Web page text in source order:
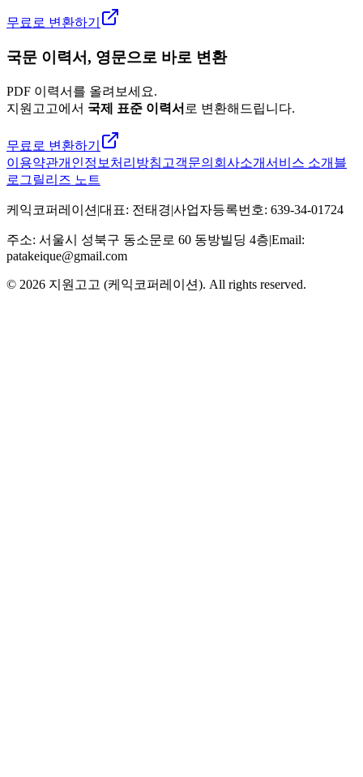
무료로 변환하기
국문 이력서, 영문으로 바로 변환
PDF 이력서를 올려보세요.
지원고고에서 국제 표준 이력서 로 변환해드립니다.
무료로 변환하기
이용약관개인정보처리방침 고객문의 회사소개서비스 소개 블
로그 릴리즈 노트
케익코퍼레이션 |대표: 전태경|사업자등록번호: 639-34-01724
주소: 서울시 성북구 동소문로 60 동방빌딩 4층|Email:
patakeique@gmail.com
© 2026 지원고고 (케익코퍼레이션). All rights reserved.